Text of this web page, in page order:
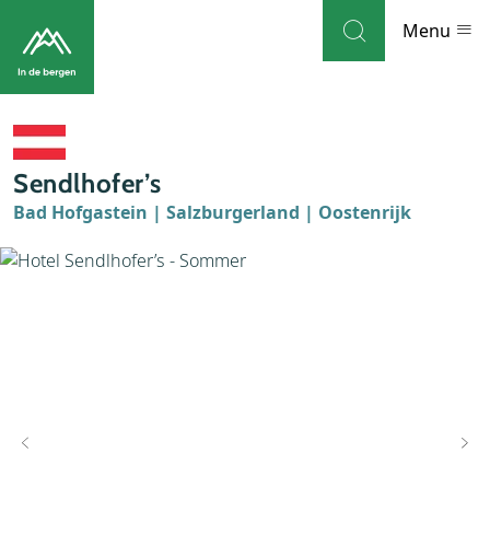
Menu
Bestemmingen
Weblog
Accommodaties
Sendlhofer’s
Bad Hofgastein | Salzburgerland | Oostenrijk